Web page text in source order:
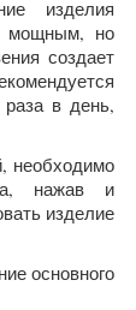
изделия
мощным, но
создает
раза в день,
необходимо
нажав и
изделие
основного